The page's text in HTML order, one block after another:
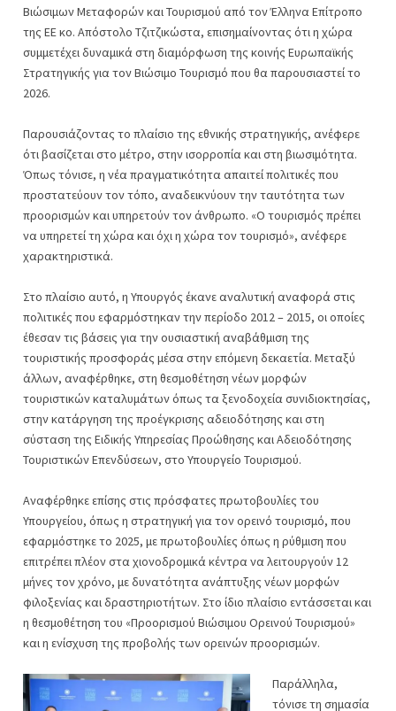
Βιώσιμων Μεταφορών και Τουρισμού από τον Έλληνα Επίτροπο
της ΕΕ κο. Απόστολο Τζιτζικώστα, επισημαίνοντας ότι η χώρα
συμμετέχει δυναμικά στη διαμόρφωση της κοινής Ευρωπαϊκής
Στρατηγικής για τον Βιώσιμο Τουρισμό που θα παρουσιαστεί το
2026.
Παρουσιάζοντας το πλαίσιο της εθνικής στρατηγικής, ανέφερε
ότι βασίζεται στο μέτρο, στην ισορροπία και στη βιωσιμότητα.
Όπως τόνισε, η νέα πραγματικότητα απαιτεί πολιτικές που
προστατεύουν τον τόπο, αναδεικνύουν την ταυτότητα των
προορισμών και υπηρετούν τον άνθρωπο. «Ο τουρισμός πρέπει
να υπηρετεί τη χώρα και όχι η χώρα τον τουρισμό», ανέφερε
χαρακτηριστικά.
Στο πλαίσιο αυτό, η Υπουργός έκανε αναλυτική αναφορά στις
πολιτικές που εφαρμόστηκαν την περίοδο 2012 – 2015, οι οποίες
έθεσαν τις βάσεις για την ουσιαστική αναβάθμιση της
τουριστικής προσφοράς μέσα στην επόμενη δεκαετία. Μεταξύ
άλλων, αναφέρθηκε, στη θεσμοθέτηση νέων μορφών
τουριστικών καταλυμάτων όπως τα ξενοδοχεία συνιδιοκτησίας,
στην κατάργηση της προέγκρισης αδειοδότησης και στη
σύσταση της Ειδικής Υπηρεσίας Προώθησης και Αδειοδότησης
Τουριστικών Επενδύσεων, στο Υπουργείο Τουρισμού.
Αναφέρθηκε επίσης στις πρόσφατες πρωτοβουλίες του
Υπουργείου, όπως η στρατηγική για τον ορεινό τουρισμό, που
εφαρμόστηκε το 2025, με πρωτοβουλίες όπως η ρύθμιση που
επιτρέπει πλέον στα χιονοδρομικά κέντρα να λειτουργούν 12
μήνες τον χρόνο, με δυνατότητα ανάπτυξης νέων μορφών
φιλοξενίας και δραστηριοτήτων. Στο ίδιο πλαίσιο εντάσσεται και
η θεσμοθέτηση του «Προορισμού Βιώσιμου Ορεινού Τουρισμού»
και η ενίσχυση της προβολής των ορεινών προορισμών.
Παράλληλα,
τόνισε τη σημασία